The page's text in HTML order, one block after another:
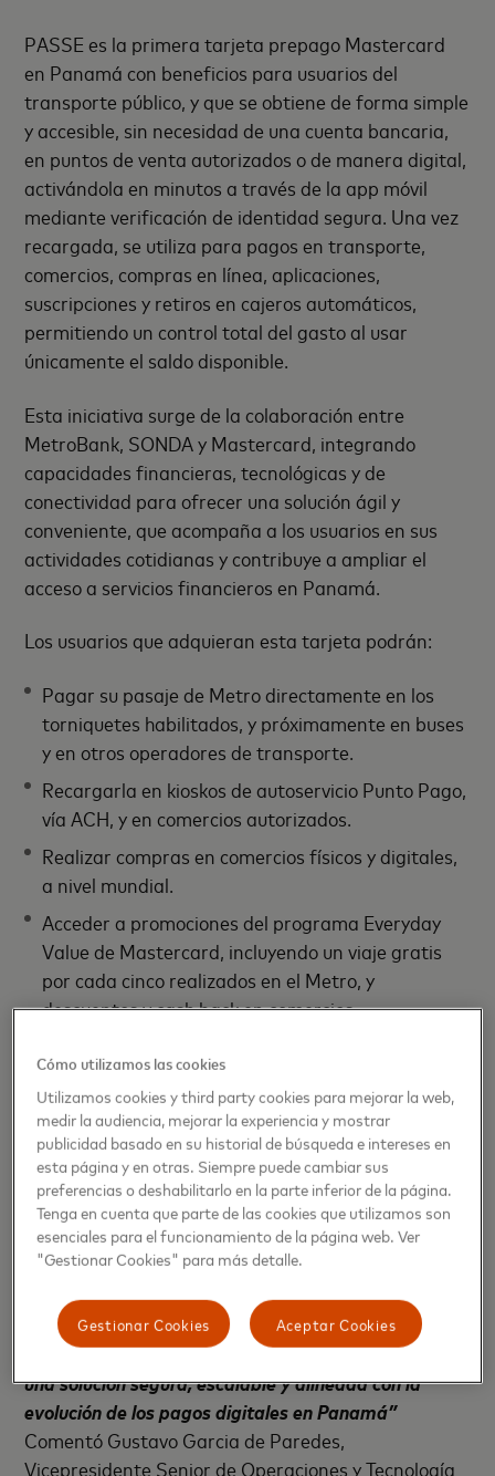
PASSE es la primera tarjeta prepago Mastercard
en Panamá con beneficios para usuarios del
transporte público, y que se obtiene de forma simple
y accesible, sin necesidad de una cuenta bancaria,
en puntos de venta autorizados o de manera digital,
activándola en minutos a través de la app móvil
mediante verificación de identidad segura. Una vez
recargada, se utiliza para pagos en transporte,
comercios, compras en línea, aplicaciones,
suscripciones y retiros en cajeros automáticos,
permitiendo un control total del gasto al usar
únicamente el saldo disponible.
Esta iniciativa surge de la colaboración entre
MetroBank, SONDA y Mastercard, integrando
capacidades financieras, tecnológicas y de
conectividad para ofrecer una solución ágil y
conveniente, que acompaña a los usuarios en sus
actividades cotidianas y contribuye a ampliar el
acceso a servicios financieros en Panamá.
Los usuarios que adquieran esta tarjeta podrán:
Pagar su pasaje de Metro directamente en los
torniquetes habilitados, y próximamente en buses
y en otros operadores de transporte.
Recargarla en kioskos de autoservicio Punto Pago,
vía ACH, y en comercios autorizados.
Realizar compras en comercios físicos y digitales,
a nivel mundial.
Acceder a promociones del programa Everyday
Value de Mastercard, incluyendo un viaje gratis
por cada cinco realizados en el Metro, y
descuentos y cash back en comercios
Activar y gestionar la tarjeta desde una aplicación
móvil segura e intuitiva descargable en App Store
y Google Play con el nombre de PASSE.
“En MetroBank impulsamos iniciativas que combinan
innovación, accesibilidad y confianza para facilitar la
vida diaria de las personas. Nuestra participación en
PASSE responde a ese compromiso, aportando la
infraestructura bancaria, el respaldo institucional y el
cumplimiento regulatorio necesarios para habilitar
una solución segura, escalable y alineada con la
evolución de los pagos digitales en Panamá”
Comentó Gustavo Garcia de Paredes,
Vicepresidente Senior de Operaciones y Tecnología
Cómo utilizamos las cookies
Utilizamos cookies y third party cookies para mejorar la web,
medir la audiencia, mejorar la experiencia y mostrar
publicidad basado en su historial de búsqueda e intereses en
esta página y en otras. Siempre puede cambiar sus
preferencias o deshabilitarlo en la parte inferior de la página.
Tenga en cuenta que parte de las cookies que utilizamos son
esenciales para el funcionamiento de la página web. Ver
"Gestionar Cookies" para más detalle.
Aceptar Cookies
Gestionar Cookies